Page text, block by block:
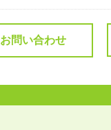
お問い合わせ